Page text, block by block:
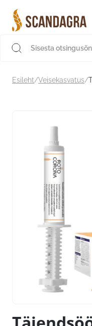
sisu
juurde
Esileht/Veisekasvatus/